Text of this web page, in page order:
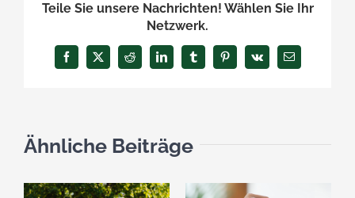
Teile Sie unsere Nachrichten! Wählen Sie Ihr
Netzwerk.
Facebook
X Reddit LinkedInTumblrPinterest
Vk
E-
Mail
Ähnliche Beiträge